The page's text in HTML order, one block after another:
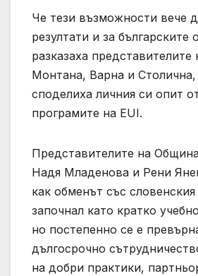
Че тези възможности вече
резултати и за българските
разказаха
Монтана, Варна и Столична,
споделиха личния си опит
програмите на EUI.
Представителите на
Надя Младенова и Рени
как обменът със
започнал като кратко
но постепенно се е
дългосрочно
на добри практики,